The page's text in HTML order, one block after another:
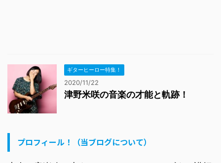
ギターヒーロー特集！
2020/11/22
津野米咲の音楽の才能と軌跡！
プロフィール！（当ブログについて）